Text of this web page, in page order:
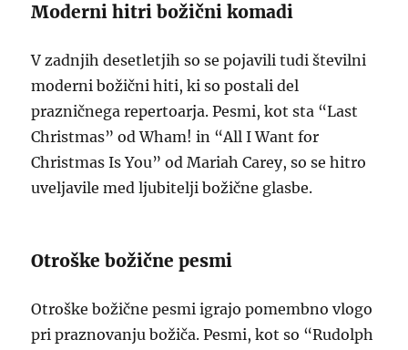
Moderni hitri božični komadi
V zadnjih desetletjih so se pojavili tudi številni
moderni božični hiti, ki so postali del
prazničnega repertoarja. Pesmi, kot sta “Last
Christmas” od Wham! in “All I Want for
Christmas Is You” od Mariah Carey, so se hitro
uveljavile med ljubitelji božične glasbe.
Otroške božične pesmi
Otroške božične pesmi igrajo pomembno vlogo
pri praznovanju božiča. Pesmi, kot so “Rudolph